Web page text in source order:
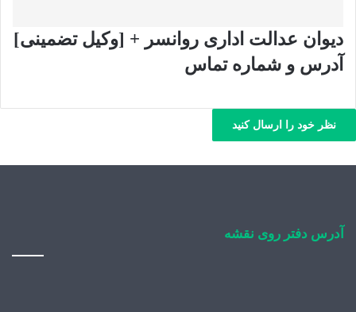
دیوان عدالت اداری روانسر + [وکیل تضمینی]
آدرس و شماره تماس
نظر خود را ارسال کنید
آدرس دفتر روی نقشه